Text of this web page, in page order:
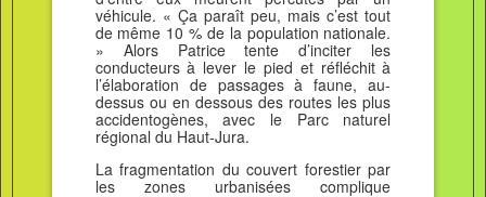
véhicule. « Ça paraît peu, mais c’est tout
de même 10 % de la population nationale.
» Alors Patrice tente d’inciter les
conducteurs à lever le pied et réfléchit à
l’élaboration de passages à faune, au-
dessus ou en dessous des routes les plus
accidentogènes, avec le Parc naturel
régional du Haut-Jura.
La fragmentation du couvert forestier par
les zones urbanisées complique